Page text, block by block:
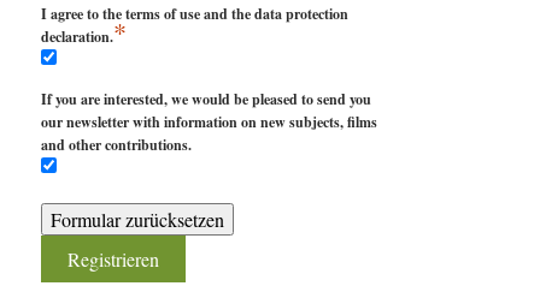
I agree to the terms of use and the data protection
declaration.*
If you are interested, we would be pleased to send you
our newsletter with information on new subjects, films
and other contributions.